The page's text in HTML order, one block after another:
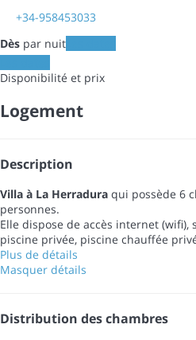
+34-958453033
Dès par nuit
Disponibilité et prix
Logement
Description
Villa à La Herradura qui possède 6
personnes.
Elle dispose de accès internet (wifi),
piscine privée, piscine chauffée
Plus de détails
Masquer détails
Distribution des chambres